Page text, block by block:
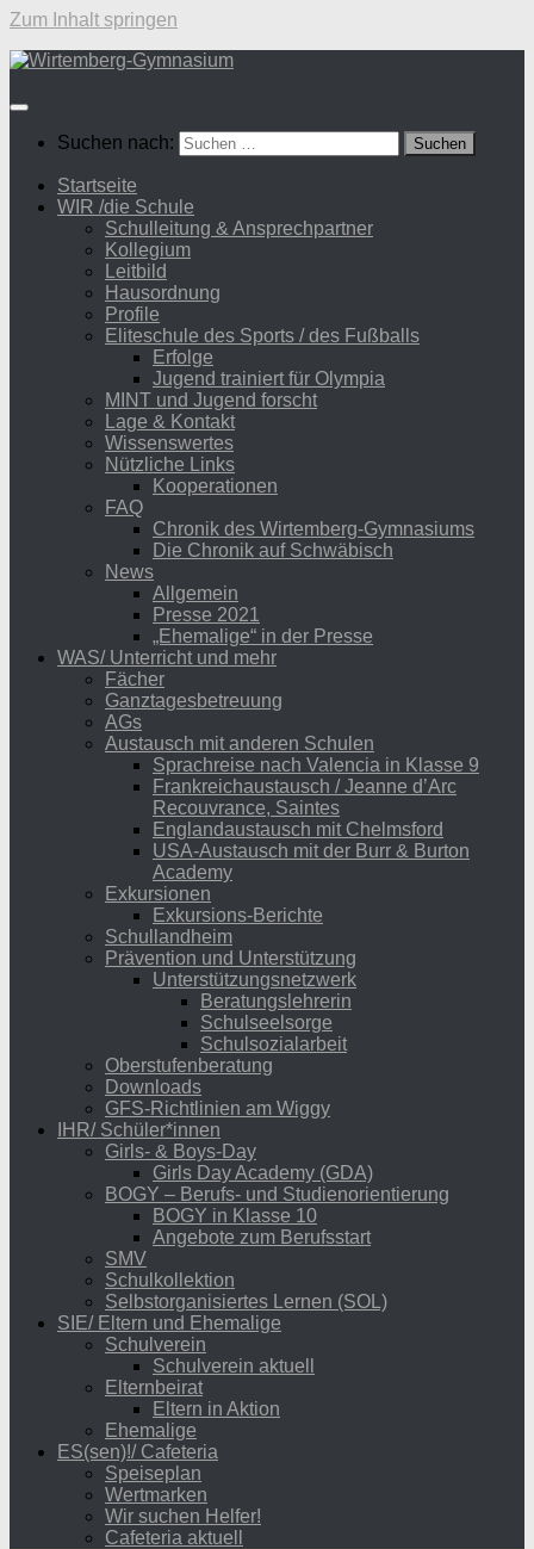
Zum Inhalt springen
Suchen nach:
Startseite
WIR /die Schule
Schulleitung & Ansprechpartner
Kollegium
Leitbild
Hausordnung
Profile
Eliteschule des Sports / des Fußballs
Erfolge
Jugend trainiert für Olympia
MINT und Jugend forscht
Lage & Kontakt
Wissenswertes
Nützliche Links
Kooperationen
FAQ
Chronik des Wirtemberg-Gymnasiums
Die Chronik auf Schwäbisch
News
Allgemein
Presse 2021
„Ehemalige“ in der Presse
WAS/ Unterricht und mehr
Fächer
Ganztagesbetreuung
AGs
Austausch mit anderen Schulen
Sprachreise nach Valencia in Klasse 9
Frankreichaustausch / Jeanne d’Arc
Recouvrance, Saintes
Englandaustausch mit Chelmsford
USA-Austausch mit der Burr & Burton
Academy
Exkursionen
Exkursions-Berichte
Schullandheim
Prävention und Unterstützung
Unterstützungsnetzwerk
Beratungslehrerin
Schulseelsorge
Schulsozialarbeit
Oberstufenberatung
Downloads
GFS-Richtlinien am Wiggy
IHR/ Schüler*innen
Girls- & Boys-Day
Girls Day Academy (GDA)
BOGY – Berufs- und Studienorientierung
BOGY in Klasse 10
Angebote zum Berufsstart
SMV
Schulkollektion
Selbstorganisiertes Lernen (SOL)
SIE/ Eltern und Ehemalige
Schulverein
Schulverein aktuell
Elternbeirat
Eltern in Aktion
Ehemalige
ES(sen)!/ Cafeteria
Speiseplan
Wertmarken
Wir suchen Helfer!
Cafeteria aktuell